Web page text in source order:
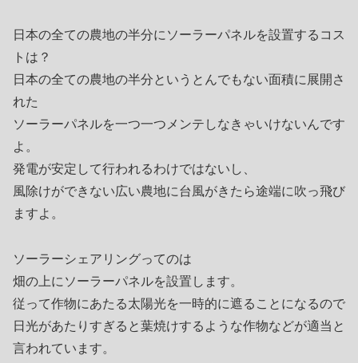
日本の全ての農地の半分にソーラーパネルを設置するコス
トは？
日本の全ての農地の半分というとんでもない面積に展開さ
れた
ソーラーパネルを一つ一つメンテしなきゃいけないんです
よ。
発電が安定して行われるわけではないし、
風除けができない広い農地に台風がきたら途端に吹っ飛び
ますよ。
ソーラーシェアリングってのは
畑の上にソーラーパネルを設置します。
従って作物にあたる太陽光を一時的に遮ることになるので
日光があたりすぎると葉焼けするような作物などが適当と
言われています。